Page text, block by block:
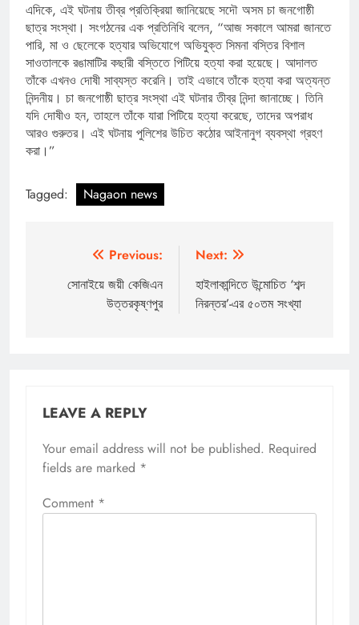
এদিকে, এই ঘটনায় তীব্র প্রতিক্রিয়া জানিয়েছে সদৌ অসম চা জনগোষ্ঠী
ছাত্র সংস্থা। সংগঠনের এক প্রতিনিধি বলেন, “আজ সকালে আমরা জানতে
পারি, মা ও ছেলেকে হত্যার অভিযোগে অভিযুক্ত সিমনা বস্তির বিশাল
সাওতালকে রঙামাটির কছারী বস্তিতে পিটিয়ে হত্যা করা হয়েছে। আদালত
তাঁকে এখনও দোষী সাব্যস্ত করেনি। তাই এভাবে তাঁকে হত্যা করা অত্যন্ত
নিন্দনীয়। চা জনগোষ্ঠী ছাত্র সংস্থা এই ঘটনার তীব্র নিন্দা জানাচ্ছে। তিনি
যদি দোষীও হন, তাহলে তাঁকে যারা পিটিয়ে হত্যা করেছে, তাদের অপরাধ
আরও গুরুতর। এই ঘটনায় পুলিশের উচিত কঠোর আইনানুগ ব্যবস্থা গ্রহণ
করা।”
Tagged: Nagaon news
navigation
Previous:
সোনাইয়ে জয়ী কেজিএন
উত্তরকৃষ্ণপুর
Next:
হাইলাকান্দিতে উন্মোচিত ‘শব্দ
নিরন্তর’-এর ৫০তম সংখ্যা
LEAVE A REPLY
Your email address will not be published. Required
fields are marked *
Comment *